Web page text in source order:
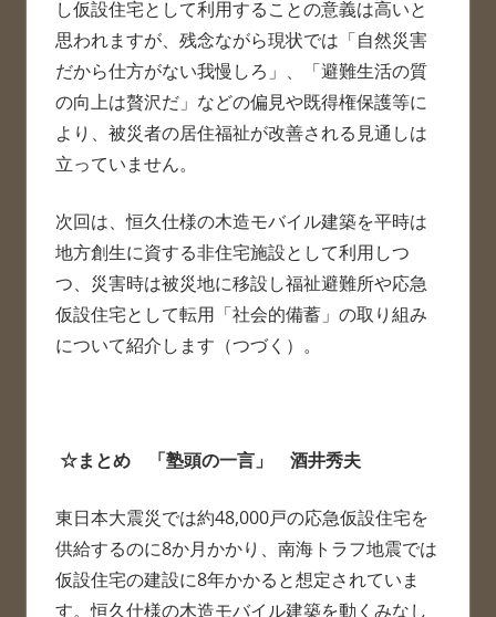
し仮設住宅として利用することの意義は高いと
思われますが、残念ながら現状では「自然災害
だから仕方がない我慢しろ」、「避難生活の質
の向上は贅沢だ」などの偏見や既得権保護等に
より、被災者の居住福祉が改善される見通しは
立っていません。
次回は、恒久仕様の木造モバイル建築を平時は
地方創生に資する非住宅施設として利用しつ
つ、災害時は被災地に移設し福祉避難所や応急
仮設住宅として転用「社会的備蓄」の取り組み
について紹介します（つづく）。
☆まとめ 「塾頭の一言」 酒井秀夫
東日本大震災では約48,000戸の応急仮設住宅を
供給するのに8か月かかり、南海トラフ地震では
仮設住宅の建設に8年かかると想定されていま
す。恒久仕様の木造モバイル建築を動くみなし